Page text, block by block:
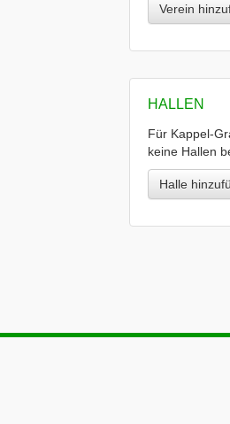
Verein
HALLEN
Für Kappel-
keine Hallen
Halle